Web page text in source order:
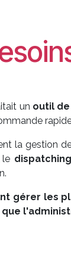
un outil
la gestion
le
gérer les